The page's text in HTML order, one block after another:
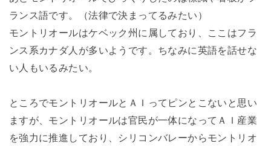
ランス語です。（法律で決まってるみたい）
モントリオールはケベック州に属しており、ここはフラ
ンス系カナダ人が多いようです。ちなみに英語を話せな
い人もいるみたい。
ところでモントリオールとＡＩってピンとこないと思い
ますが、モントリオールは官民が一体になってＡＩ産業
を強力に推進しており、シリコンバレーからモントリオ